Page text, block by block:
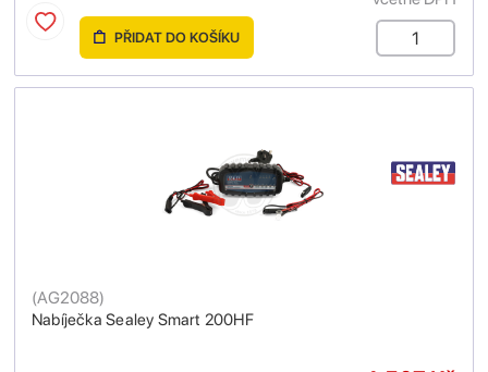
PŘIDAT DO KOŠÍKU
Nabíječka Sealey Smart 200HF
(AG2088)